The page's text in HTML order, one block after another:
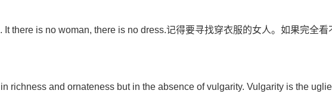
It there is no woman, there is no dress.记得要寻找穿衣服的女人。如果完全看
richness and ornateness but in the absence of vulgarity. Vulgarity is the